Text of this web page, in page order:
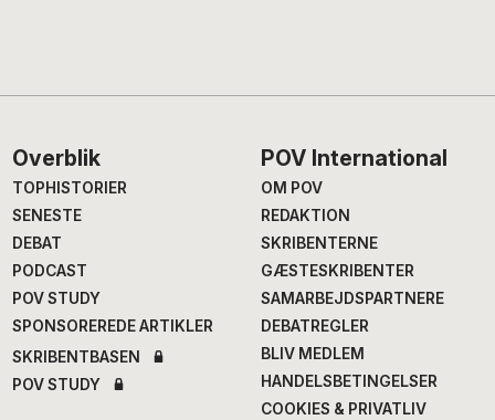
Footer
Overblik
TOPHISTORIER
SENESTE
DEBAT
PODCAST
POV STUDY
SPONSOREREDE ARTIKLER
SKRIBENTBASEN
POV STUDY
POV International
OM POV
REDAKTION
SKRIBENTERNE
GÆSTESKRIBENTER
SAMARBEJDSPARTNERE
DEBATREGLER
BLIV MEDLEM
HANDELSBETINGELSER
COOKIES & PRIVATLIV